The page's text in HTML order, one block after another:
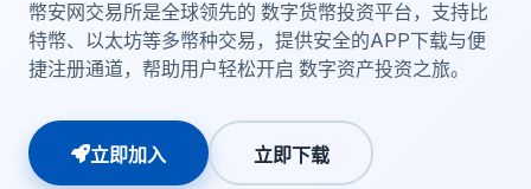
幣安网交易所是全球领先的 数字货幣投资平台，支持比
特幣、以太坊等多幣种交易，提供安全的APP下载与便
捷注册通道，帮助用户轻松开启 数字资产投资之旅。
立即加入 立即下载